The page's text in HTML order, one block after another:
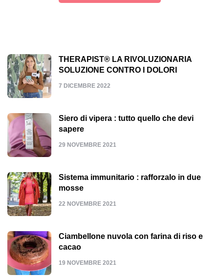
THERAPIST® LA RIVOLUZIONARIA
SOLUZIONE CONTRO I DOLORI
7 DICEMBRE 2022
Siero di vipera : tutto quello che devi
sapere
29 NOVEMBRE 2021
Sistema immunitario : rafforzalo in due
mosse
22 NOVEMBRE 2021
Ciambellone nuvola con farina di riso e
cacao
19 NOVEMBRE 2021